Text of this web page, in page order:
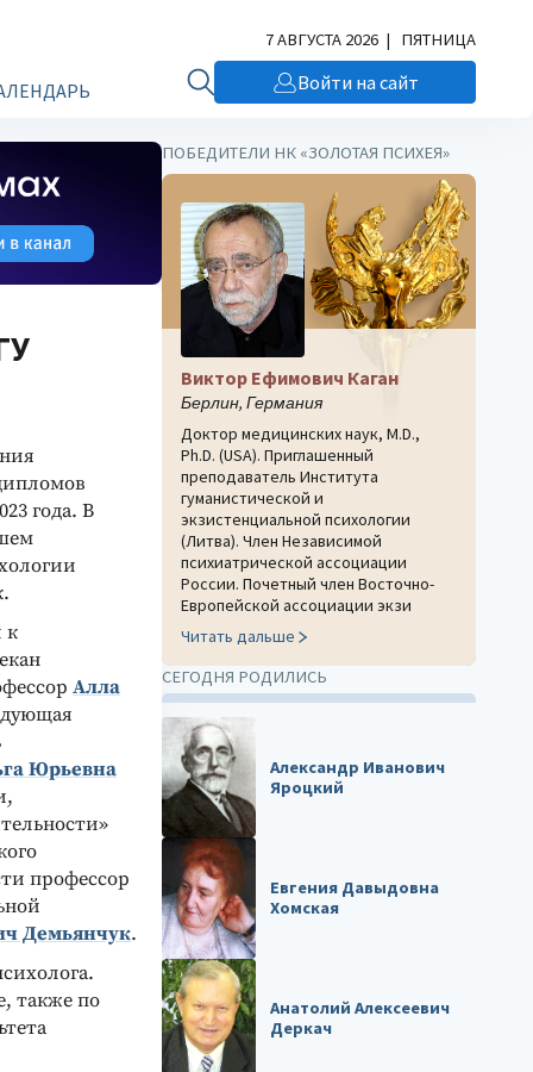
7 АВГУСТА 2026 | ПЯТНИЦА
Войти на сайт
года. В
к
Алла
Юрьевна
профессор
Демьянчук.
также по
ПОБЕДИТЕЛИ НК «ЗОЛОТАЯ ПСИХЕЯ»
Виктор Ефимович Каган
Берлин, Германия
Доктор медицинских наук, M.D.,
Ph.D. (USA). Приглашенный
преподаватель Института
гуманистической и
экзистенциальной психологии
(Литва). Член Независимой
психиатрической ассоциации
России. Почетный член Восточно-
Европейской ассоциации экзи
Читать дальше
СЕГОДНЯ РОДИЛИСЬ
Александр Иванович
Яроцкий
Евгения Давыдовна
Хомская
Анатолий Алексеевич
Деркач